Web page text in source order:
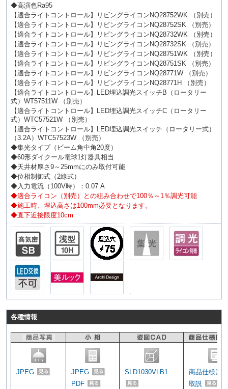
◆高演色Ra95
【適合ライトコントロール】リビングライコンNQ28752WK （別売）
【適合ライトコントロール】リビングライコンNQ28752SK （別売）
【適合ライトコントロール】リビングライコンNQ28732WK （別売）
【適合ライトコントロール】リビングライコンNQ28732SK （別売）
【適合ライトコントロール】リビングライコンNQ28751WK （別売）
【適合ライトコントロール】リビングライコンNQ28751SK （別売）
【適合ライトコントロール】リビングライコンNQ28771W （別売）
【適合ライトコントロール】リビングライコンNQ28771H （別売）
【適合ライトコントロール】LED埋込調光スイッチB（ロータリー
式）WT57511W （別売）
【適合ライトコントロール】LED埋込調光スイッチC（ロータリー
式）WTC57521W （別売）
【適合ライトコントロール】LED埋込調光スイッチ（ロータリー式）
（3.2A）WTC57523W （別売）
◆集光タイプ（ビーム角中角20度）
◆60形ダイクール電球1灯器具相当
◆天井材厚さ9～25mmにのみ取付可能
◆位相制御式（2線式）
◆入力電流（100V時）：0.07 A
◆適合ライコン（別売）との組み合わせで100％～1％調光可能
◆施工時、埋込高さは100mm必要となります。
◆直下近接限度10cm
各種情報
JPEG
JPEG
PDF
SLD1030VLB1
商品仕様図
取説